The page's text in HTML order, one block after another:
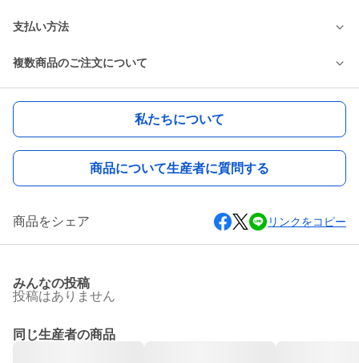
支払い方法
複数商品のご注文について
私たちについて
商品について生産者に質問する
商品をシェア リンクをコピー
みんなの投稿
投稿はありません
同じ生産者の商品